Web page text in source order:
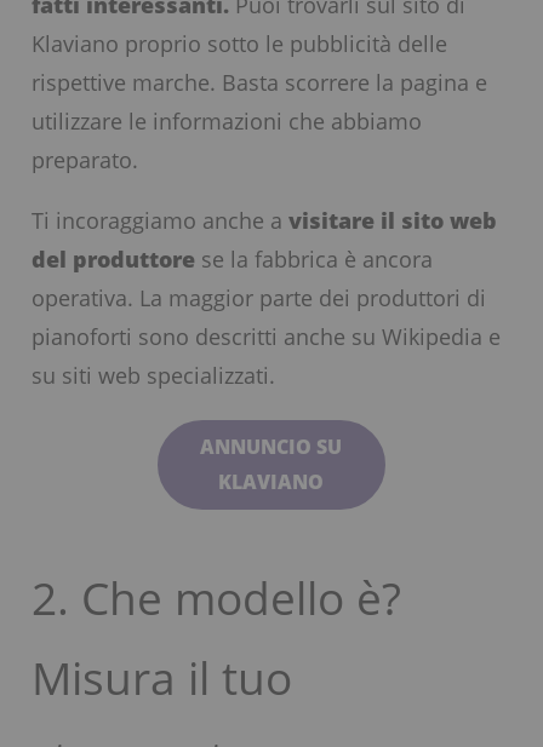
Klaviano proprio sotto le pubblicità delle
rispettive marche. Basta scorrere la pagina e
utilizzare le informazioni che abbiamo
preparato.
Ti incoraggiamo anche avisitare il sito web
del produttore se la fabbrica è ancora
operativa. La maggior parte dei produttori di
pianoforti sono descritti anche su Wikipedia e
su siti web specializzati.
ANNUNCIO SU
KLAVIANO
2. Che modello è?
Misura il tuo